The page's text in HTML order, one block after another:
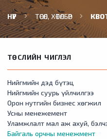
НҮҮР ТӨСӨЛ, ХӨТӨЛБӨР
ТӨСЛИЙН ЧИГЛЭЛ
Нийгмийн дэд бүтэц
Нийгмийн суурь үйлчилгээ
Орон нутгийн бизнес хөгжил
Усны менежемент
Уламжлалт мал аж ахуй,
Байгаль орчны менежмент